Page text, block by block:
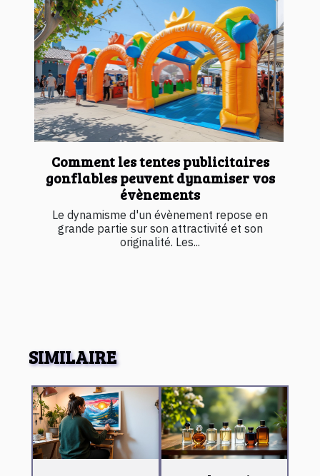
Comment les tentes publicitaires
gonflables peuvent dynamiser vos
évènements
Le dynamisme d'un évènement repose en
grande partie sur son attractivité et son
originalité. Les...
SIMILAIRE